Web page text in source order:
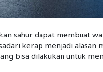
sahur dapat membuat
kerap menjadi alasan
bisa dilakukan untuk